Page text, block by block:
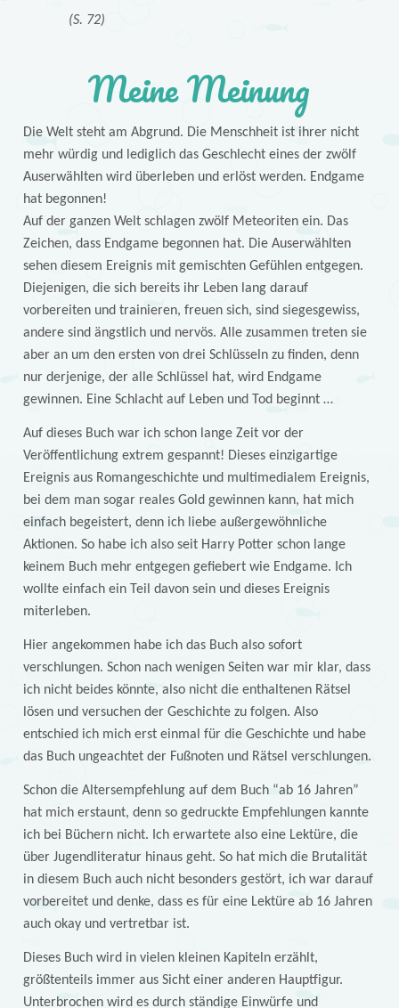
(S. 72)
Meine Meinung
Die Welt steht am Abgrund. Die Menschheit ist ihrer nicht
mehr würdig und lediglich das Geschlecht eines der zwölf
Auserwählten wird überleben und erlöst werden. Endgame
hat begonnen!
Auf der ganzen Welt schlagen zwölf Meteoriten ein. Das
Zeichen, dass Endgame begonnen hat. Die Auserwählten
sehen diesem Ereignis mit gemischten Gefühlen entgegen.
Diejenigen, die sich bereits ihr Leben lang darauf
vorbereiten und trainieren, freuen sich, sind siegesgewiss,
andere sind ängstlich und nervös. Alle zusammen treten sie
aber an um den ersten von drei Schlüsseln zu finden, denn
nur derjenige, der alle Schlüssel hat, wird Endgame
gewinnen. Eine Schlacht auf Leben und Tod beginnt …
Auf dieses Buch war ich schon lange Zeit vor der
Veröffentlichung extrem gespannt! Dieses einzigartige
Ereignis aus Romangeschichte und multimedialem Ereignis,
bei dem man sogar reales Gold gewinnen kann, hat mich
einfach begeistert, denn ich liebe außergewöhnliche
Aktionen. So habe ich also seit Harry Potter schon lange
keinem Buch mehr entgegen gefiebert wie Endgame. Ich
wollte einfach ein Teil davon sein und dieses Ereignis
miterleben.
Hier angekommen habe ich das Buch also sofort
verschlungen. Schon nach wenigen Seiten war mir klar, dass
ich nicht beides könnte, also nicht die enthaltenen Rätsel
lösen und versuchen der Geschichte zu folgen. Also
entschied ich mich erst einmal für die Geschichte und habe
das Buch ungeachtet der Fußnoten und Rätsel verschlungen.
Schon die Altersempfehlung auf dem Buch “ab 16 Jahren”
hat mich erstaunt, denn so gedruckte Empfehlungen kannte
ich bei Büchern nicht. Ich erwartete also eine Lektüre, die
über Jugendliteratur hinaus geht. So hat mich die Brutalität
in diesem Buch auch nicht besonders gestört, ich war darauf
vorbereitet und denke, dass es für eine Lektüre ab 16 Jahren
auch okay und vertretbar ist.
Dieses Buch wird in vielen kleinen Kapiteln erzählt,
größtenteils immer aus Sicht einer anderen Hauptfigur.
Unterbrochen wird es durch ständige Einwürfe und